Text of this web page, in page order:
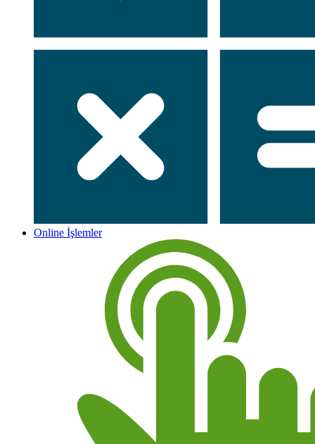
Online İşlemler